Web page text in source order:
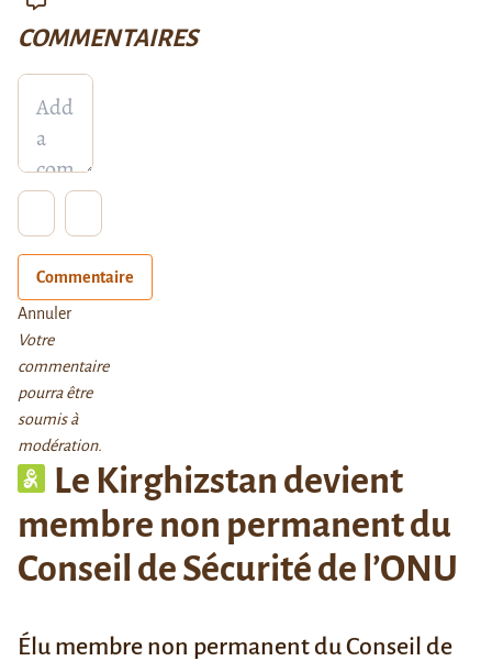
Le Kirghizstan devient
membre non permanent du
Conseil de Sécurité de l’ONU
Élu membre non permanent du Conseil de
COMMENTAIRES
Commentaire
Annuler
Votre
commentaire
pourra être
soumis à
modération.